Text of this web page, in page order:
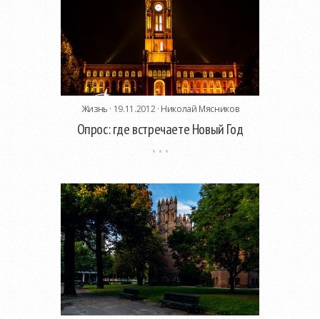
Жизнь · 19.11.2012 ·Николай Мясников
Опрос: где встречаете Новый Год